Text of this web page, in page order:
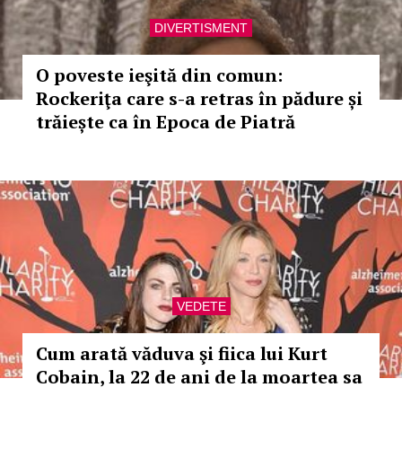
DIVERTISMENT
O poveste ieşită din comun:
Rockeriţa care s-a retras în pădure și
trăiește ca în Epoca de Piatră
VEDETE
Cum arată văduva şi fiica lui Kurt
Cobain, la 22 de ani de la moartea sa